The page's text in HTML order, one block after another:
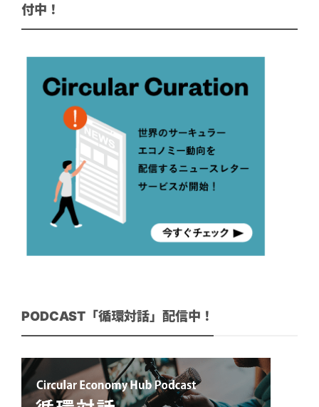
付中！
PODCAST「循環対話」配信中！